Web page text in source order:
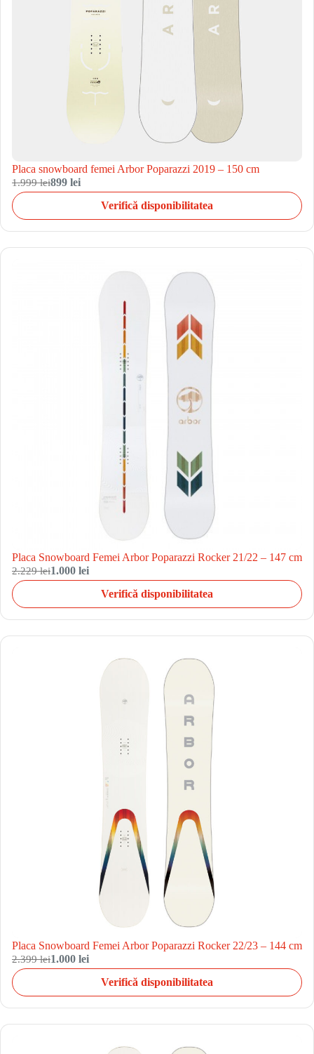
Placa snowboard femei Arbor Poparazzi 2019 – 150 cm
1.999 lei899 lei
Verifică disponibilitatea
Placa Snowboard Femei Arbor Poparazzi Rocker 21/22 – 147 cm
2.229 lei1.000 lei
Verifică disponibilitatea
Placa Snowboard Femei Arbor Poparazzi Rocker 22/23 – 144 cm
2.399 lei1.000 lei
Verifică disponibilitatea